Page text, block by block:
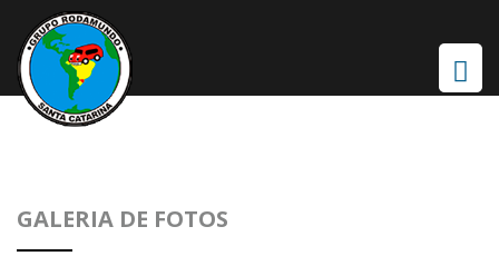
GALERIA DE FOTOS